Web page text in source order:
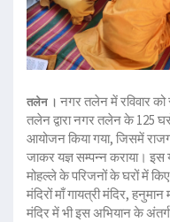
तलेन । नगर तलेन में रविवार को
तलेन द्वारा नगर तलेन के 125
आयोजन किया गया, जिसमें
जाकर यज्ञ सम्पन्न कराया। इस
मोहल्ले के परिजनों के घरों में
मंदिरों माँ गायत्री मंदिर,
मंदिर में भी इस अभियान के